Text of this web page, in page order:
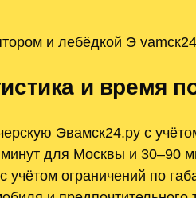
и лебёдкой Э
и время
Эвамск24.ру с
для Москвы и 30–90
ограничений по